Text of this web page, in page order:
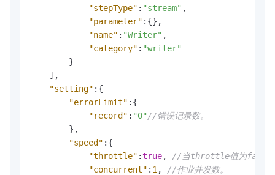
"stepType" : "stream" ,
"parameter" : {} ,
"name" : "Writer" ,
"category" : "writer"
}
] ,
"setting" : {
"errorLimit" : {
"record" : "0" //错误记录数。
} ,
"speed" : {
"throttle" :true,
//当throttle值为false时
"concurrent" : 1 ,
//作业并发数。